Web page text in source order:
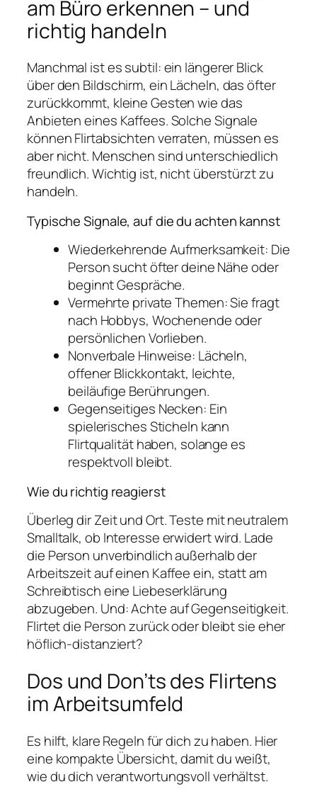
am Büro erkennen – und
richtig handeln
Manchmal ist es subtil: ein längerer Blick
über den Bildschirm, ein Lächeln, das öfter
zurückkommt, kleine Gesten wie das
Anbieten eines Kaffees. Solche Signale
können Flirtabsichten verraten, müssen es
aber nicht. Menschen sind unterschiedlich
freundlich. Wichtig ist, nicht überstürzt zu
handeln.
Typische Signale, auf die du achten kannst
Wiederkehrende Aufmerksamkeit: Die
Person sucht öfter deine Nähe oder
beginnt Gespräche.
Vermehrte private Themen: Sie fragt
nach Hobbys, Wochenende oder
persönlichen Vorlieben.
Nonverbale Hinweise: Lächeln,
offener Blickkontakt, leichte,
beiläufige Berührungen.
Gegenseitiges Necken: Ein
spielerisches Sticheln kann
Flirtqualität haben, solange es
respektvoll bleibt.
Wie du richtig reagierst
Überleg dir Zeit und Ort. Teste mit neutralem
Smalltalk, ob Interesse erwidert wird. Lade
die Person unverbindlich außerhalb der
Arbeitszeit auf einen Kaffee ein, statt am
Schreibtisch eine Liebeserklärung
abzugeben. Und: Achte auf Gegenseitigkeit.
Flirtet die Person zurück oder bleibt sie eher
höflich-distanziert?
Dos und Don’ts des Flirtens
im Arbeitsumfeld
Es hilft, klare Regeln für dich zu haben. Hier
eine kompakte Übersicht, damit du weißt,
wie du dich verantwortungsvoll verhältst.